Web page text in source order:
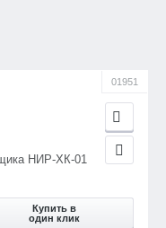
01951
НИР-ХК-01
Купить в
один клик